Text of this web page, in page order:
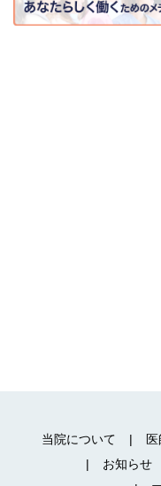
当院について
お知らせ